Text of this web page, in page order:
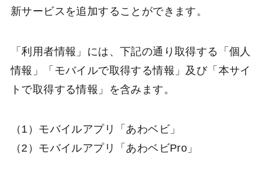
新サービスを追加することができます。
「利用者情報」には、下記の通り取得する「個人
情報」「モバイルで取得する情報」及び「本サイ
トで取得する情報」を含みます。
（1）モバイルアプリ「あわベビ」
（2）モバイルアプリ「あわベビPro」